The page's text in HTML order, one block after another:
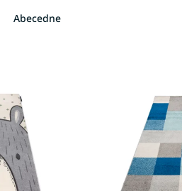
Abecedne